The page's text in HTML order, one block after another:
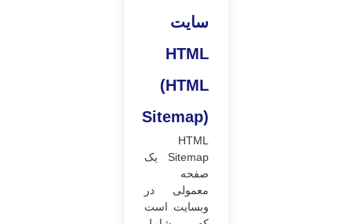
سایت
HTML
(HTML
Sitemap)
HTML
Sitemap یک
صفحه
معمولی در
وبسایت است